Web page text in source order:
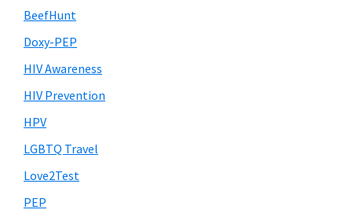
BeefHunt
Doxy-PEP
HIV Awareness
HIV Prevention
HPV
LGBTQ Travel
Love2Test
PEP